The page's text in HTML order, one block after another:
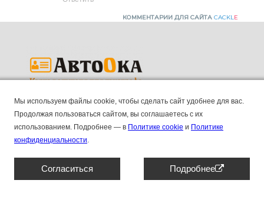
КОММЕНТАРИИ ДЛЯ САЙТА CACKLE
Продажа карт водителей для тахографов.
ПК "АВТООКА", ИНН 2130211045, КПП 213001001,
ОГРН 1192130006155
8 (804) 333 90 55
Основные
Мы используем файлы cookie, чтобы сделать сайт удобнее для вас.
Продолжая пользоваться сайтом, вы соглашаетесь с их
использованием. Подробнее — в Политике cookie и Политике
конфиденциальности.
Согласиться Подробнее